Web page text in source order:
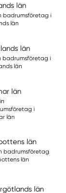
län
badrumsföretag i
län
län
badrumsföretag i
län
län
i
län
län
badrumsföretag
län
län